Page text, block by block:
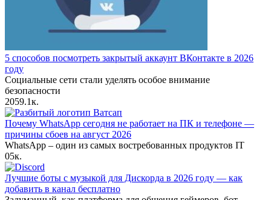
5 способов посмотреть закрытый аккаунт ВКонтакте в 2026
году
Социальные сети стали уделять особое внимание
безопасности
2059.1к.
Почему WhatsApp сегодня не работает на ПК и телефоне —
причины сбоев на август 2026
WhatsApp – один из самых востребованных продуктов IT
05к.
Лучшие боты с музыкой для Дискорда в 2026 году — как
добавить в канал бесплатно